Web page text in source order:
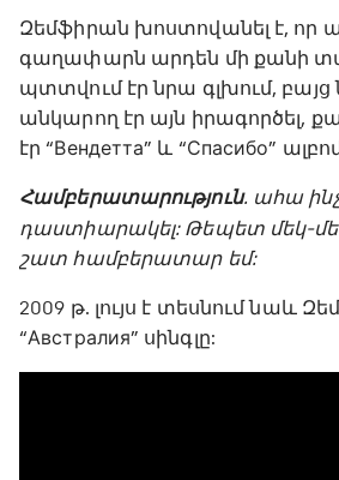
Զեմֆիրան խոստովանել է, որ
գաղափարն արդեն մի քանի
պտտվում էր նրա գլխում,
անկարող էր այն իրագործել,
էր “Вендетта” և “Спасибо”
Համբերատարություն. ահա ինչ
դաստիարակել: Թեպետ մեկ-մեկ
շատ համբերատար եմ:
2009 թ. լույս է տեսնում նաև
“Австралия” սինգլը: